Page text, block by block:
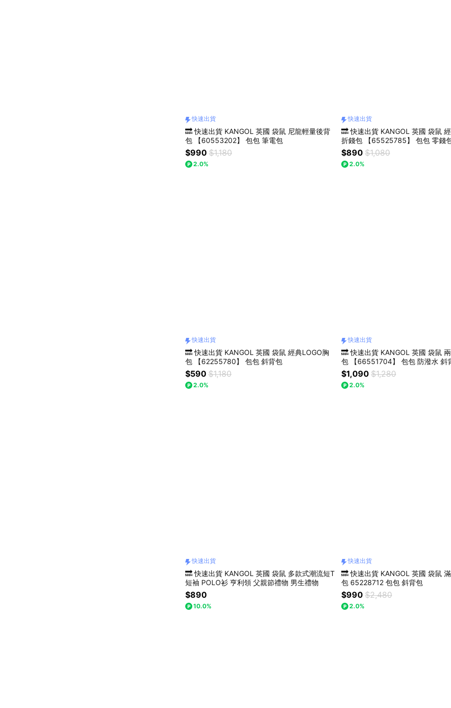
快速出貨
🔜 快速出貨 KANGOL 英國 袋鼠 尼龍輕量後背
包 【60553202】 包包 筆電包
$990 $1,180
2.0%
快速出貨
🔜 快速出貨 KANGOL 英國 袋鼠
折錢包 【65525785】 包包 零錢
夾
$890 $1,080
2.0%
快速出貨
🔜 快速出貨 KANGOL 英國 袋鼠 經典LOGO胸
包 【62255780】 包包 斜背包
$590 $1,180
2.0%
快速出貨
🔜 快速出貨 KANGOL 英國 袋鼠
包 【66551704】 包包 防潑水 斜
$1,090 $1,280
2.0%
快速出貨
🔜 快速出貨 KANGOL 英國 袋鼠 多款式潮流短T
短袖 POLO衫 亨利領 父親節禮物 男生禮物
$890
10.0%
快速出貨
🔜 快速出貨 KANGOL 英國 袋鼠
包 65228712 包包 斜背包
$990 $2,480
2.0%